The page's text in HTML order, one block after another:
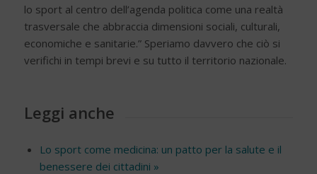
lo sport al centro dell’agenda politica come una realtà
trasversale che abbraccia dimensioni sociali, culturali,
economiche e sanitarie.” Speriamo davvero che ciò si
verifichi in tempi brevi e su tutto il territorio nazionale.
Leggi anche
Lo sport come medicina: un patto per la salute e il
benessere dei cittadini »